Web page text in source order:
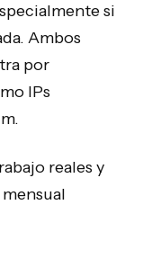
si
Ambos
por
IPs
reales y